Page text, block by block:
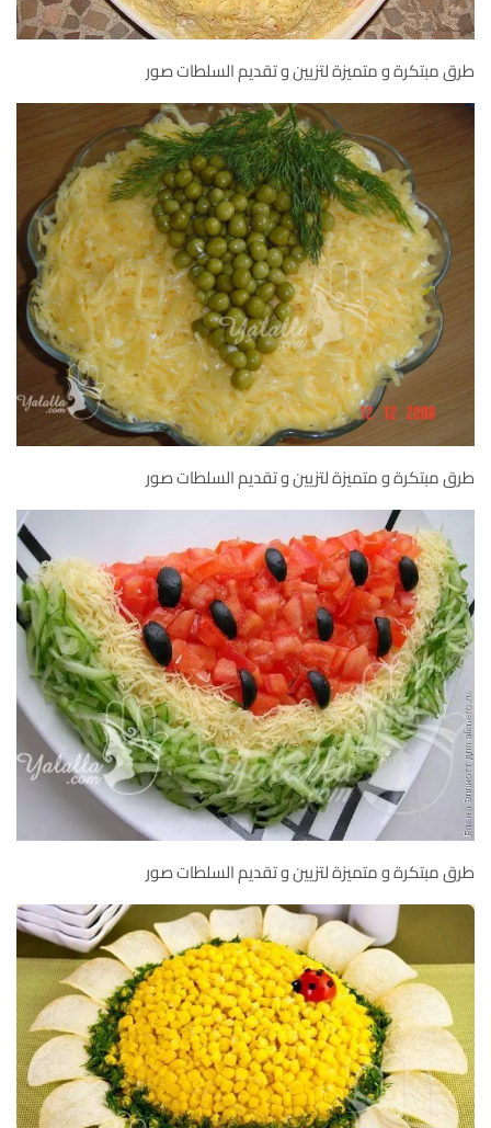
طرق مبتكرة و متميزة لتزيين و تقديم السلطات صور
طرق مبتكرة و متميزة لتزيين و تقديم السلطات صور
طرق مبتكرة و متميزة لتزيين و تقديم السلطات صور